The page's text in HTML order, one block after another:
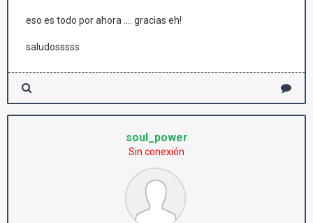
eso es todo por ahora .... gracias eh!
saludosssss
soul_power
Sin conexión